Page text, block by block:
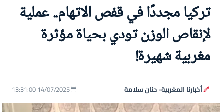
تركيا مجددًا في قفص الاتهام.. عملية
لإنقاص الوزن تودي بحياة مؤثرة
مغربية شهيرة!
أخبارنا المغربية- حنان سلامة 14/07/2025 13:31:00